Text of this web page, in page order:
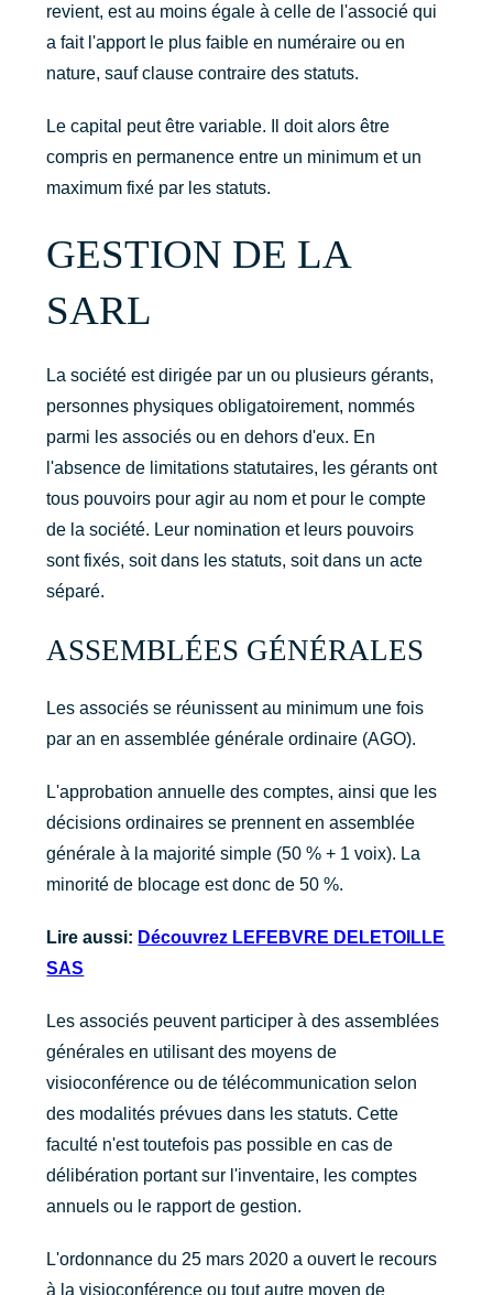
revient, est au moins égale à celle de l'associé qui
a fait l'apport le plus faible en numéraire ou en
nature, sauf clause contraire des statuts.
Le capital peut être variable. Il doit alors être
compris en permanence entre un minimum et un
maximum fixé par les statuts.
GESTION DE LA
SARL
La société est dirigée par un ou plusieurs gérants,
personnes physiques obligatoirement, nommés
parmi les associés ou en dehors d'eux. En
l'absence de limitations statutaires, les gérants ont
tous pouvoirs pour agir au nom et pour le compte
de la société. Leur nomination et leurs pouvoirs
sont fixés, soit dans les statuts, soit dans un acte
séparé.
ASSEMBLÉES GÉNÉRALES
Les associés se réunissent au minimum une fois
par an en assemblée générale ordinaire (AGO).
L'approbation annuelle des comptes, ainsi que les
décisions ordinaires se prennent en assemblée
générale à la majorité simple (50 % + 1 voix). La
minorité de blocage est donc de 50 %.
Lire aussi: Découvrez LEFEBVRE DELETOILLE
SAS
Les associés peuvent participer à des assemblées
générales en utilisant des moyens de
visioconférence ou de télécommunication selon
des modalités prévues dans les statuts. Cette
faculté n'est toutefois pas possible en cas de
délibération portant sur l'inventaire, les comptes
annuels ou le rapport de gestion.
L'ordonnance du 25 mars 2020 a ouvert le recours
à la visioconférence ou tout autre moyen de